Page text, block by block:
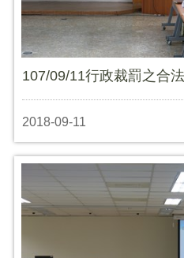
107/09/11行政裁罰之合
2018-09-11